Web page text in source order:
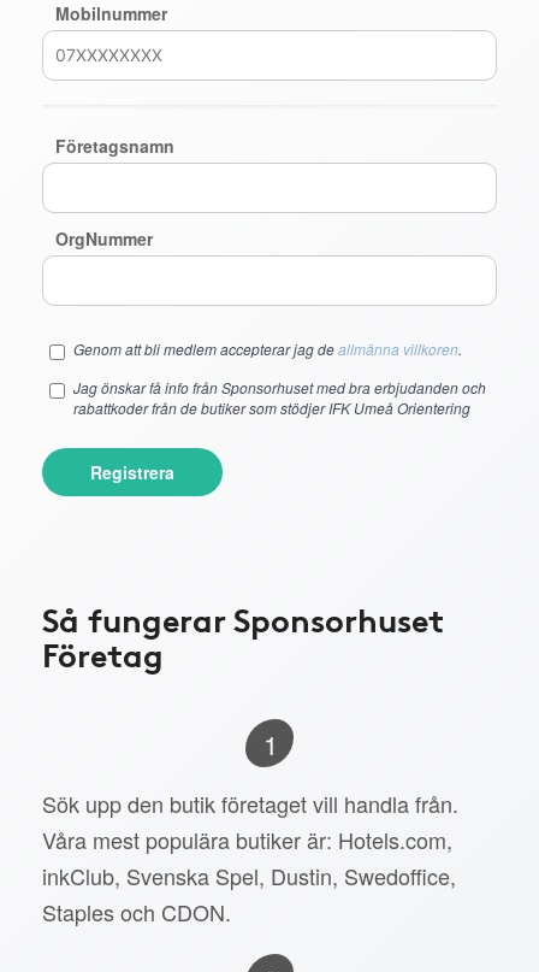
Mobilnummer
Företagsnamn
OrgNummer
Genom att bli medlem accepterar jag deallmänna villkoren.
Jag önskar få info från Sponsorhuset med bra erbjudanden och
rabattkoder från de butiker som stödjer IFK Umeå Orientering
Registrera
Så fungerar Sponsorhuset
Företag
1
Sök upp den butik företaget vill handla från.
Våra mest populära butiker är: Hotels.com,
inkClub, Svenska Spel, Dustin, Swedoffice,
Staples och CDON.